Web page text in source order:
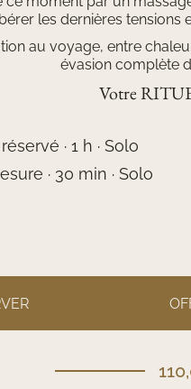
les dernières tensions
au voyage, entre
évasion complète
Votre
· 1 h · Solo
· 30 min · Solo